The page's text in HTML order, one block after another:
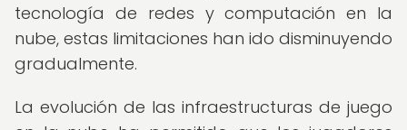
tecnología de redes y computación en la
nube, estas limitaciones han ido disminuyendo
gradualmente.
La evolución de las infraestructuras de juego